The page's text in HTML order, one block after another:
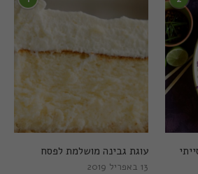
עוגת גבינה מושלמת לפסח
13 באפריל 2019